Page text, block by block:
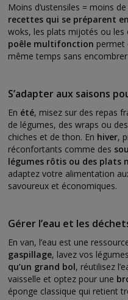
Moins d’ustensiles = moins
recettes qui se préparent
woks, les plats mijotés ou les
poêle multifonction permet
même temps sans
S’adapter aux saisons
En été, misez sur des repas
de légumes, des wraps ou
chiches et de thon. En hiver,
réconfortants comme des
légumes rôtis ou des plats
adaptez votre alimentation
savoureux et économiques.
Gérer l’eau et les
En van, l’eau est une
gaspillage, lavez vos
qu’un grand bol, réutilisez
vaisselle et optez pour une
éponge classique qui retient